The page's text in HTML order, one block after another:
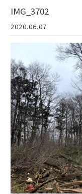
IMG_3702
2020.06.07